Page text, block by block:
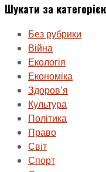
Шукати за
Без рубрики
Війна
Екологія
Економіка
Здоровʼя
Культура
Політика
Право
Світ
Спорт